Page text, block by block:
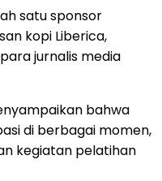
satu sponsor
kopi Liberica,
jurnalis media
bahwa
di berbagai momen,
kegiatan pelatihan